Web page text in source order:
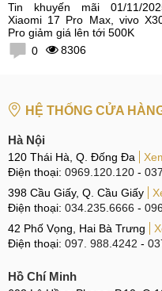
Tin khuyến mãi 01/11/
Xiaomi 17 Pro Max, vivo
Pro giảm giá lên tới 500K
0
8306
HỆ THỐNG CỬA
Hà Nội
120 Thái Hà, Q. Đống Đa
Điện thoại: 0969.120.120 -
398 Cầu Giấy, Q. Cầu Giấy
Điện thoại: 034.235.6666 -
42 Phố Vọng, Hai Bà Trưng
Điện thoại: 097. 988.4242 -
Hồ Chí Minh